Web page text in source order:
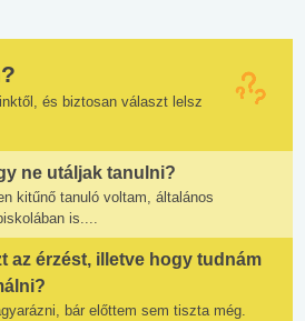
és biztosan választ lelsz
ne utáljak tanulni?
kitűnő tanuló voltam, általános
is....
az érzést, illetve hogy tudnám
bár előttem sem tiszta még.